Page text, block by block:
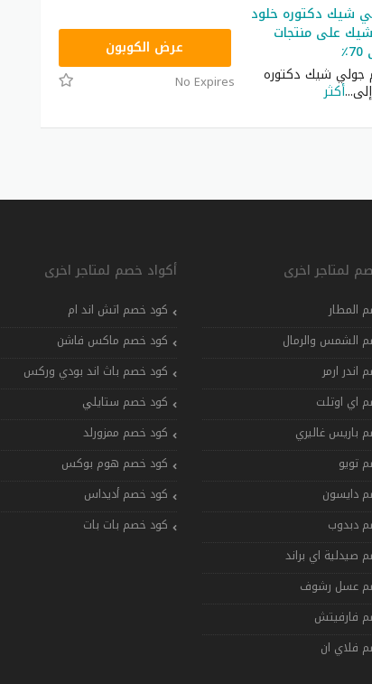
شيك دكتوره خلود
على منتجات
شيك دكتوره
...أكثر
عرض الكوبون
No Expires
لمتاجر اخرى
المطار
الشمس والرمال
ارمر
اي اوتلت
باريس غاليري
تويو
دايسون
دبدوب
صيدلية اي براند
عسل رشوف
فارفيتش
فلاي ان
أكواد خصم لمتاجر اخرى
كود خصم اتش اند ام
كود خصم ماكس فاشن
كود خصم باث اند بودي وركس
كود خصم ستايلي
كود خصم ممزورلد
كود خصم هوم بوكس
كود خصم أديداس
كود خصم بات بات